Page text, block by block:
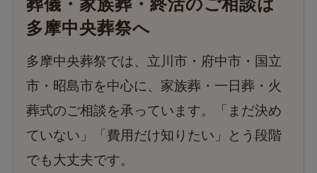
葬儀・家族葬・終活のご相談は
多摩中央葬祭へ
多摩中央葬祭では、立川市・府中市・国立
市・昭島市を中心に、家族葬・一日葬・火
葬式のご相談を承っています。「まだ決め
ていない」「費用だけ知りたい」とう段階
でも大丈夫です。